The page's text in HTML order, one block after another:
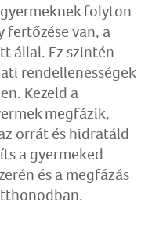
folyton
fertőzése van, a
állal. Ez szintén
rendellenességek
Kezeld a
megfázik,
orrát és hidratáld
a gyermeked
és a megfázás